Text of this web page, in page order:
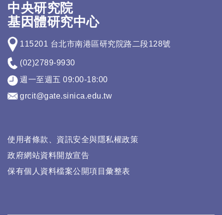
中央研究院
基因體研究中心
115201 台北市南港區研究院路二段128號
(02)2789-9930
週一至週五 09:00-18:00
grcit@gate.sinica.edu.tw
使用者條款、資訊安全與隱私權政策
政府網站資料開放宣告
保有個人資料檔案公開項目彙整表